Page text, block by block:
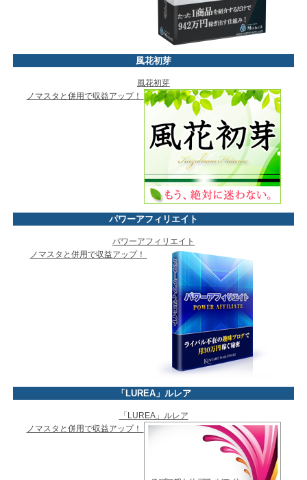
風花初芽
風花初芽
ノマスタと併用で収益アップ！
パワーアフィリエイト
パワーアフィリエイト
ノマスタと併用で収益アップ！
「LUREA」ルレア
「LUREA」ルレア
ノマスタと併用で収益アップ！